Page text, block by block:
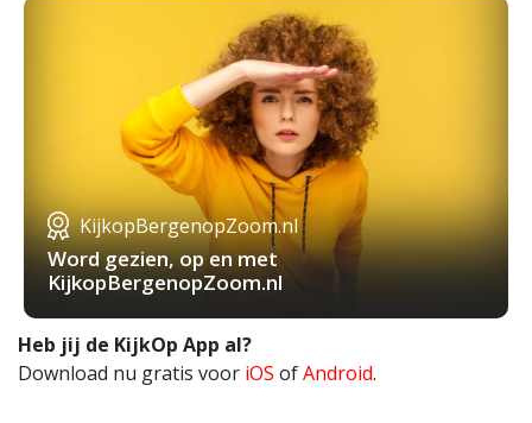
KijkopBergenopZoom.nl
Word gezien, op en met
KijkopBergenopZoom.nl
Heb jij de KijkOp App al?
Download nu gratis voor iOS ofAndroid.